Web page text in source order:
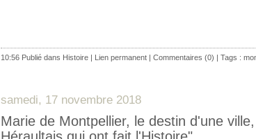
10:56 Publié dans Histoire Lien permanent Commentaires (0) | Tags :
samedi, 17 novembre 2018
Marie de Montpellier, le destin d'une